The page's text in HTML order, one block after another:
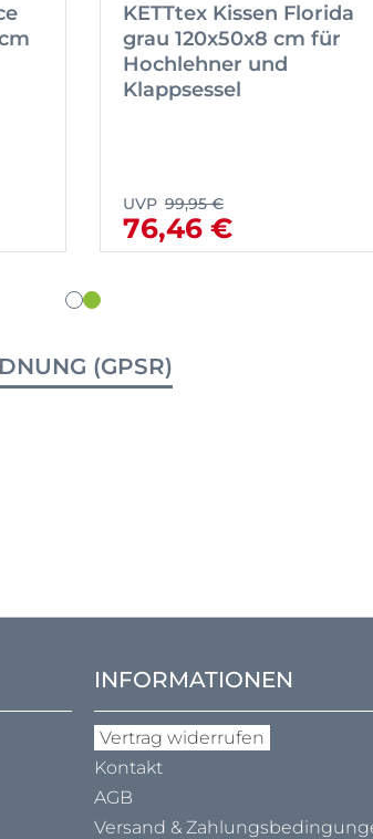
KETTtex Kissen Florida
grau 120x50x8 cm für
Hochlehner und
Klappsessel
UVP 99,95 €
76,46 €
(GPSR)
INFORMATIONEN
Vertrag widerrufen
Kontakt
AGB
Versand &